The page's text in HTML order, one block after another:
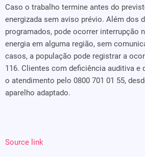
Caso o trabalho termine antes do
energizada sem aviso prévio. Além dos
programados, pode ocorrer interrupção
energia em alguma região, sem
casos, a população pode registrar a
116. Clientes com deficiência auditiva e
o atendimento pelo 0800 701 01 55,
aparelho adaptado.
Source link